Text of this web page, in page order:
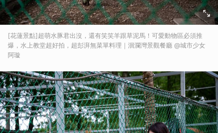
[花蓮景點]超萌水豚君出沒，還有笑笑羊跟草泥馬！可愛動物區必須推
爆，水上教堂超好拍，超彭湃無菜單料理｜洄瀾灣景觀餐廳 @城市少女
阿璇